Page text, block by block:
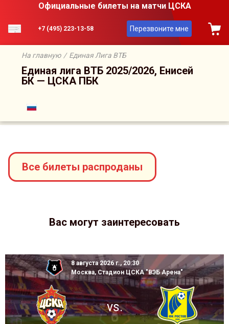
Официальные билеты на матчи ЦСКА
+7 (495) 223-13-58 Перезвоните мне
На главную / Единая Лига ВТБ
Единая лига ВТБ 2025/2026, Енисей
БК — ЦСКА ПБК
Все билеты распроданы
Вас могут заинтересовать
8 августа 2026 г., 20:30
Москва, Стадион ЦСКА "ВЭБ Арена"
vs.